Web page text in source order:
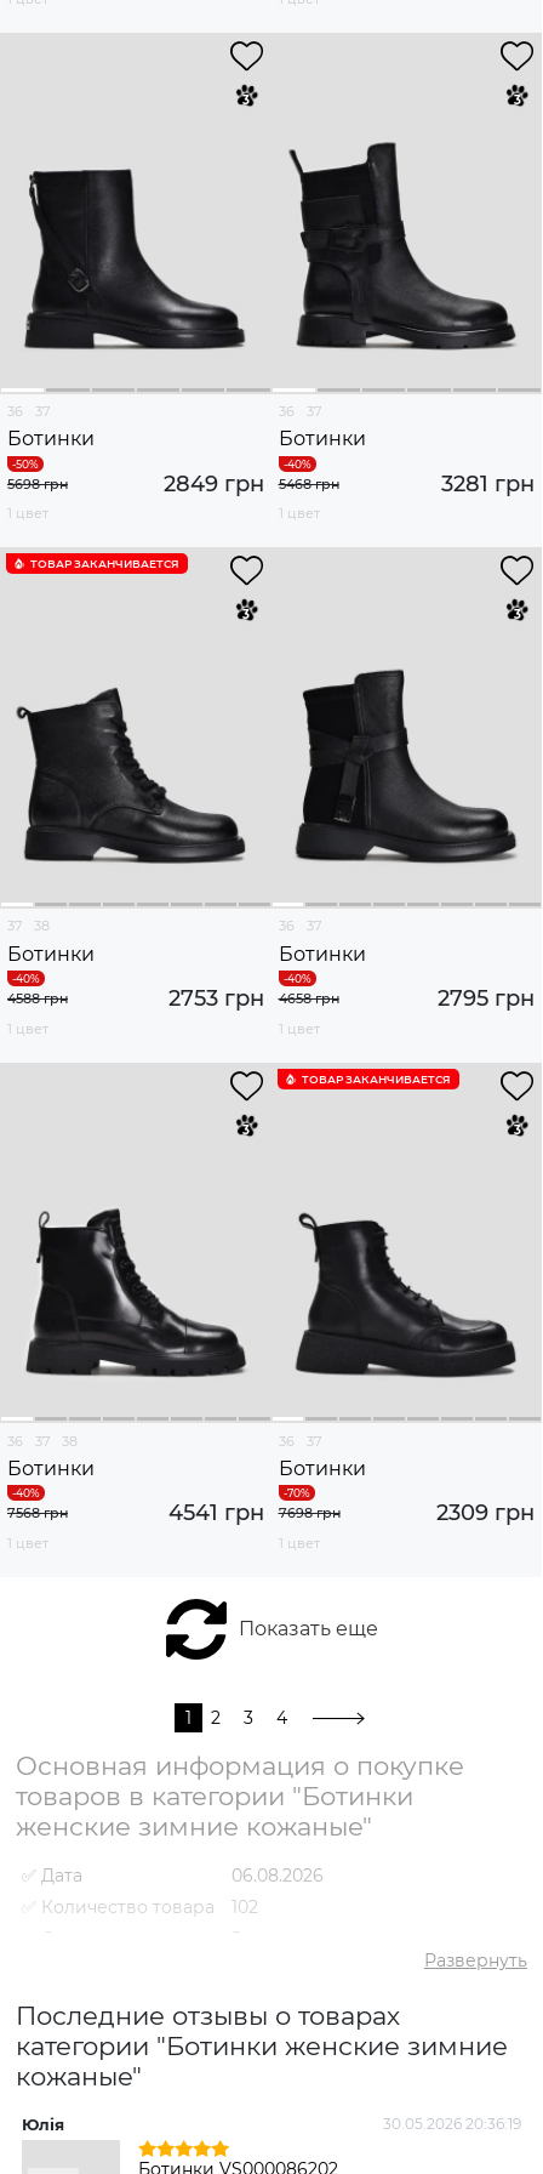
36 37
Ботинки
2849 грн
5698 грн
1 цвет
36 37
Ботинки
3281 грн
5468 грн
1 цвет
ТОВАР ЗАКАНЧИВАЕТСЯ
37 38
Ботинки
2753 грн
4588 грн
1 цвет
36 37
Ботинки
2795 грн
4658 грн
1 цвет
36 37 38
Ботинки
4541 грн
7568 грн
1 цвет
ТОВАР ЗАКАНЧИВАЕТСЯ
36 37
Ботинки
2309 грн
7698 грн
1 цвет
Показать еще
1 2 3 4
Основная информация о покупке
товаров в категории "Ботинки
женские зимние кожаные"
✅ Дата
06.08.2026
✅ Количество товара
102
✅ Средний рейтинг
5
✅ Самый дешевый
товар
1610 грн
✅ Самый дорогой
товар
4541 грн
товар
Развернуть
Последние отзывы о товарах
категории "Ботинки женские зимние
кожаные"
Юлія 30.05.2026 20:36:19
Ботинки VS000086202